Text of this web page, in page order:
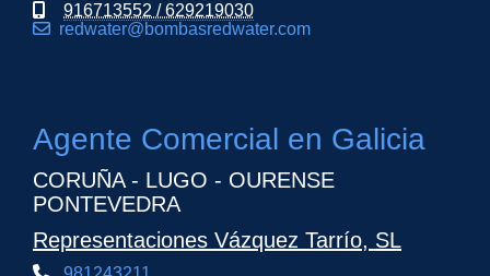
916713552 / 629219030
redwater
bombasredwater.com
Agente Comercial en Galicia
CORUÑA - LUGO - OURENSE
PONTEVEDRA
Representaciones Vázquez Tarrío, SL